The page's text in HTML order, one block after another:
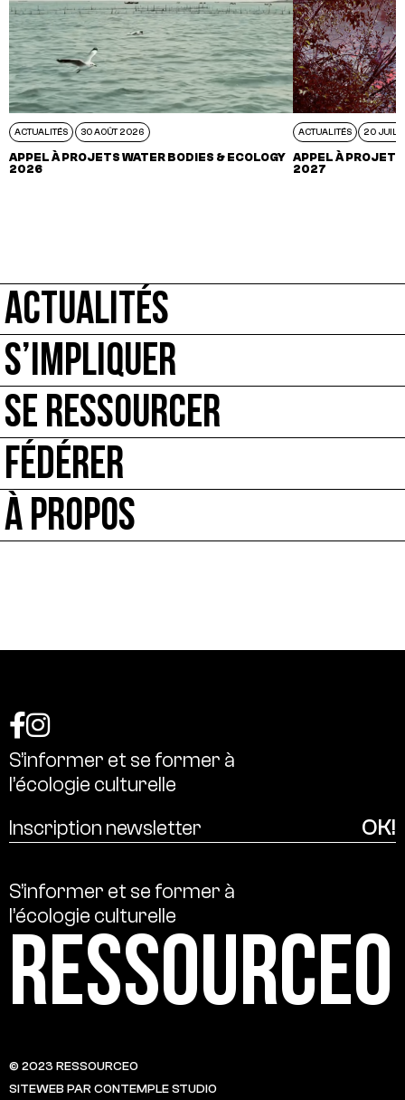
ACTUALITÉS 30 AOÛT 2026
APPEL À PROJETS WATER BODIES & ECOLOGY
2026
ACTUALITÉS 20 JUIL
APPEL À
2027
ACTUALITÉS
S’IMPLIQUER
SE RESSOURCER
FÉDÉRER
À PROPOS
S’informer et se former à
l’écologie culturelle
S’informer et se former à
l’écologie culturelle
Ressource0
© 2023 RESSOURCE0
SITEWEB PAR CONTEMPLE STUDIO